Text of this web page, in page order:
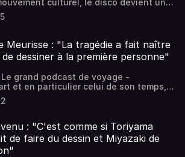
culturel, le disco devient un
dans les années 1974 et 1975, au
maisons de disque aux grandes
rang de genre plus commercial. -
Dutech-Perez Vous aimez ce
tous les épisodes sans limite,
Meurisse : "La tragédie a fait naître
de dessiner à la première personne"
et en particulier celui de son temps,
revient - au micro d'Arnaud Laporte -
et les événements importants
Corinne Amar Vous aimez ce
tous les épisodes sans limite,
France
: "C'est comme si Toriyama
de faire du dessin et Miyazaki de